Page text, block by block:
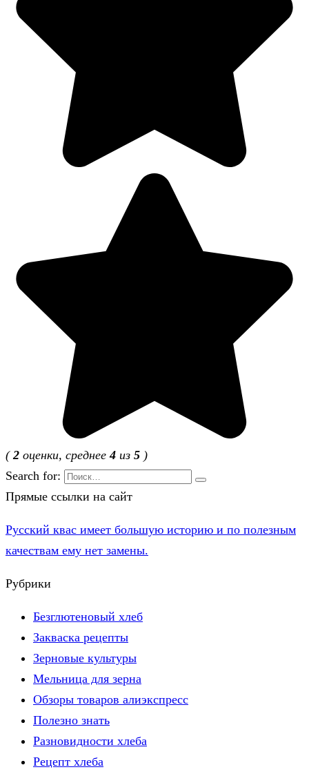
( 2 оценки, среднее4 из 5 )
Search for:
Прямые ссылки на сайт
Русский квас имеет большую историю и по полезным
качествам ему нет замены.
Рубрики
Безглютеновый хлеб
Закваска рецепты
Зерновые культуры
Мельница для зерна
Обзоры товаров алиэкспресс
Полезно знать
Разновидности хлеба
Рецепт хлеба